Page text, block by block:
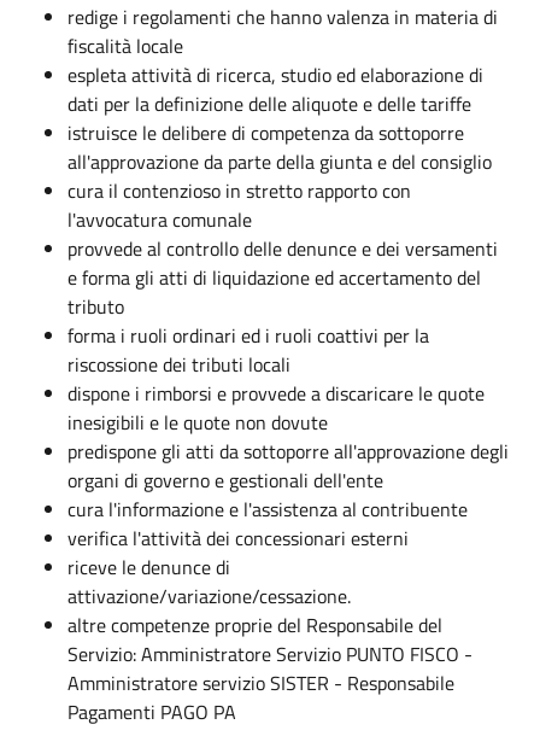
redige i regolamenti che hanno valenza in materia di
fiscalità locale
espleta attività di ricerca, studio ed elaborazione di
dati per la definizione delle aliquote e delle tariffe
istruisce le delibere di competenza da sottoporre
all'approvazione da parte della giunta e del consiglio
cura il contenzioso in stretto rapporto con
l'avvocatura comunale
provvede al controllo delle denunce e dei versamenti
e forma gli atti di liquidazione ed accertamento del
tributo
forma i ruoli ordinari ed i ruoli coattivi per la
riscossione dei tributi locali
dispone i rimborsi e provvede a discaricare le quote
inesigibili e le quote non dovute
predispone gli atti da sottoporre all'approvazione degli
organi di governo e gestionali dell'ente
cura l'informazione e l'assistenza al contribuente
verifica l'attività dei concessionari esterni
riceve le denunce di
attivazione/variazione/cessazione.
altre competenze proprie del Responsabile del
Servizio: Amministratore Servizio PUNTO FISCO -
Amministratore servizio SISTER - Responsabile
Pagamenti PAGO PA